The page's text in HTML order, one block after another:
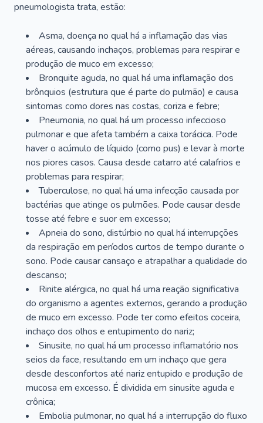
pneumologista trata, estão:
Asma, doença no qual há a inflamação das vias
aéreas, causando inchaços, problemas para respirar e
produção de muco em excesso;
Bronquite aguda, no qual há uma inflamação dos
brônquios (estrutura que é parte do pulmão) e causa
sintomas como dores nas costas, coriza e febre;
Pneumonia, no qual há um processo infeccioso
pulmonar e que afeta também a caixa torácica. Pode
haver o acúmulo de líquido (como pus) e levar à morte
nos piores casos. Causa desde catarro até calafrios e
problemas para respirar;
Tuberculose, no qual há uma infecção causada por
bactérias que atinge os pulmões. Pode causar desde
tosse até febre e suor em excesso;
Apneia do sono, distúrbio no qual há interrupções
da respiração em períodos curtos de tempo durante o
sono. Pode causar cansaço e atrapalhar a qualidade do
descanso;
Rinite alérgica, no qual há uma reação significativa
do organismo a agentes externos, gerando a produção
de muco em excesso. Pode ter como efeitos coceira,
inchaço dos olhos e entupimento do nariz;
Sinusite, no qual há um processo inflamatório nos
seios da face, resultando em um inchaço que gera
desde desconfortos até nariz entupido e produção de
mucosa em excesso. É dividida em sinusite aguda e
crônica;
Embolia pulmonar, no qual há a interrupção do fluxo